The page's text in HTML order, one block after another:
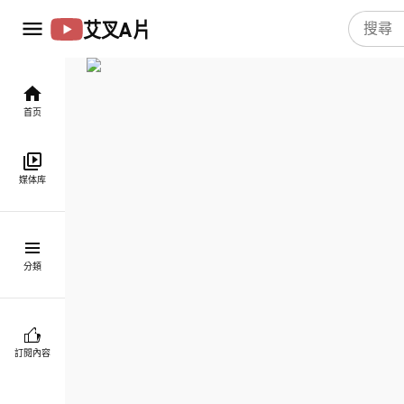
艾叉A片
首页
媒体库
分類
訂閱內容